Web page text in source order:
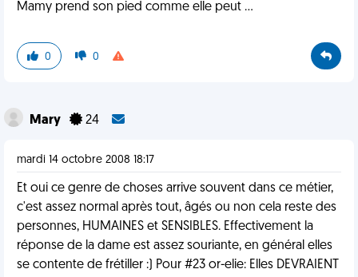
Mamy prend son pied comme elle peut ...
0 0
Mary 24
mardi 14 octobre 2008 18:17
Et oui ce genre de choses arrive souvent dans ce métier,
c'est assez normal après tout, âgés ou non cela reste des
personnes, HUMAINES et SENSIBLES. Effectivement la
réponse de la dame est assez souriante, en général elles
se contente de frétiller :) Pour #23 or-elie: Elles DEVRAIENT